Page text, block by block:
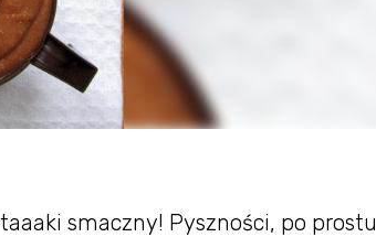
smaczny! Pyszności, po prostu